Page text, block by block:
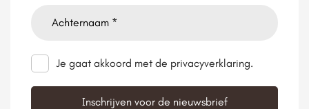
Je gaat akkoord met de privacyverklaring.